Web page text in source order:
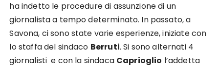
ha indetto le procedure di assunzione di un
giornalista a tempo determinato. In passato, a
Savona, ci sono state varie esperienze, iniziate con
lo staffa del sindaco Berruti. Si sono alternati 4
giornalisti e con la sindaca Caprioglio l’addetta